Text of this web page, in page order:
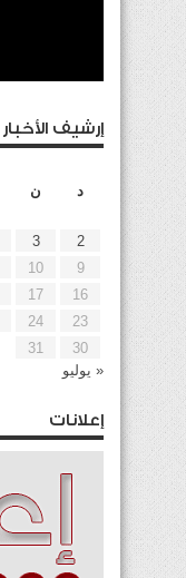
إرشيف الأخبار
د
ن
2
3
9
10
16
17
23
24
30
31
« يوليو
إعلانات